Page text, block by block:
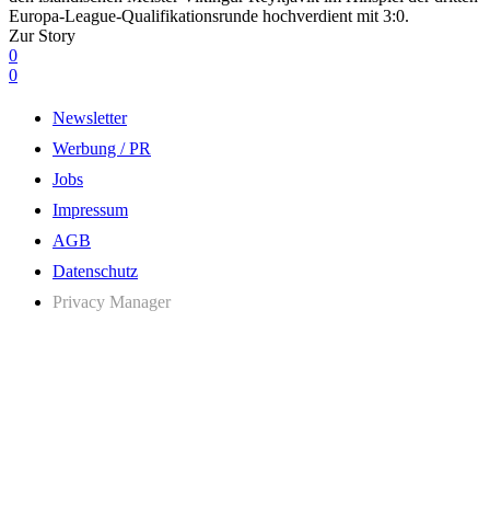
Europa-League-Qualifikationsrunde hochverdient mit 3:0.
Zur Story
0
0
Newsletter
Werbung / PR
Jobs
Impressum
AGB
Datenschutz
Privacy Manager